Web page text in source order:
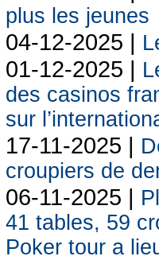
plus les jeunes
04-12-2025 |
01-12-2025 |
des casinos
sur
17-11-2025 |
croupiers de
06-11-2025 |
41 tables, 59
Poker tour a